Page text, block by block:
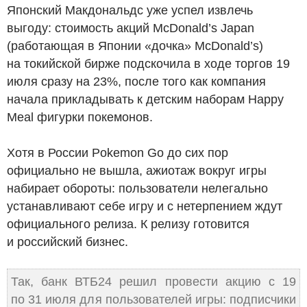
Японский Макдональдс уже успел извлечь
выгоду: стоимость акций McDonald’s Japan
(работающая в Японии «дочка» McDonald’s)
на токийской бирже подскочила в ходе торгов 19
июля сразу на 23%, после того как компания
начала прикладывать к детским наборам Happy
Meal фигурки покемонов.
Хотя в России Pokemon Go до сих пор
официально не вышла, ажиотаж вокруг игры
набирает обороты: пользователи нелегально
устанавливают себе игру и с нетерпением ждут
официального релиза. К релизу готовится
и российский бизнес.
Так, банк ВТБ24 решил провести акцию с 19
по 31 июля для пользователей игры: подписчики